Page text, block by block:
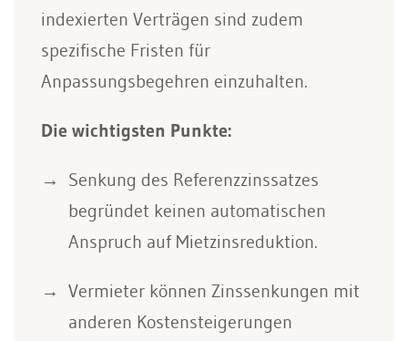
indexierten Verträgen sind zudem
spezifische Fristen für
Anpassungsbegehren einzuhalten.
Die wichtigsten Punkte:
Senkung des Referenzzinssatzes
begründet keinen automatischen
Anspruch auf Mietzinsreduktion.
Vermieter können Zinssenkungen mit
anderen Kostensteigerungen